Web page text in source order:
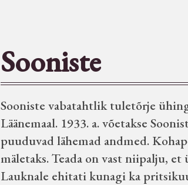
Sooniste
Sooniste vabatahtlik tuletõrje
Läänemaal. 1933. a. võetakse
puuduvad lähemad andmed.
mäletaks. Teada on vast niipalju,
Lauknale ehitati kunagi ka